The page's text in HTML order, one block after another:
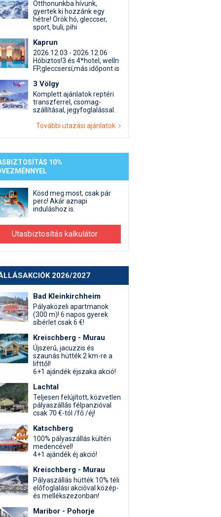
Termékkereső
egyéb síeléshez kapcsolódó téma
kapcsolatos kérdések és válaszok
beszélgetések
Otthonunkba hívunk,
gyertek ki hozzánk egy
hétre! Örök hó, gleccser,
sport, buli, pihi
Kaprun
2026.12.03 - 2026.12.06
Hóbiztos!3 és 4*hotel, welln
FP,gleccsersí,más időpont is
3 Völgy
Komplett ajánlatok reptéri
transzferrel, csomag-
szállításal, jegyfoglalással.
További utazási ajánlatok
10%
Kösd meg most, csak pár
perc! Akár aznapi
induláshoz is.
Utasbiztosítás kalkulátor
2026/2027
Bad Kleinkirchheim
Pályaközeli apartmanok
(300 m)! 6 napos gyerek
síbérlet csak 6 €!
Kreischberg - Murau
Újszerű, jacuzzis és
szaunás hütték 2 km-re a
lifttől!
6+1 ajándék éjszaka akció!
Lachtal
Teljesen felújított, közvetlen
pályaszállás félpanzióval
csak 70 €-tól /fő /éj!
Katschberg
100% pályaszállás kültéri
medencével!
4+1 ajándék éj akció!
Kreischberg - Murau
Pályaszállás hütték 10% téli
előfoglalási akcióval közép-
és mellékszezonban!
Maribor - Pohorje